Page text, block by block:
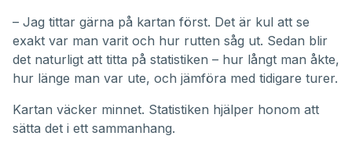
– Jag tittar gärna på kartan först. Det är kul att se
exakt var man varit och hur rutten såg ut. Sedan blir
det naturligt att titta på statistiken – hur långt man åkte,
hur länge man var ute, och jämföra med tidigare turer.
Kartan väcker minnet. Statistiken hjälper honom att
sätta det i ett sammanhang.